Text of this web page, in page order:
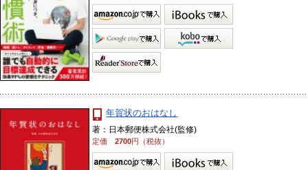
年賀状のおはなし
著：日本郵便株式会社(監修)
定価2700円（税抜）